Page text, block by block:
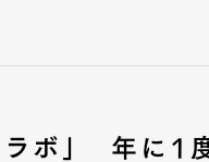
ラボ」 年に1